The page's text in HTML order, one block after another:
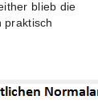
blieb die
praktisch